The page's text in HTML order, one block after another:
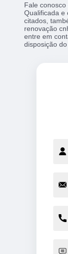
Fale
Qualificada e
citados,
renovação
entre em
disposição do